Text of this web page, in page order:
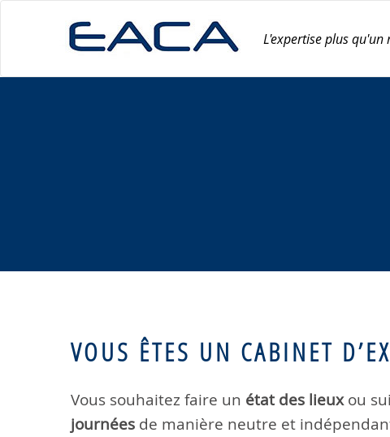
L'expertise plus qu'un
VOUS ÊTES UN CABINET
Vous souhaitez faire un état des lieuxou
journées de manière neutre et